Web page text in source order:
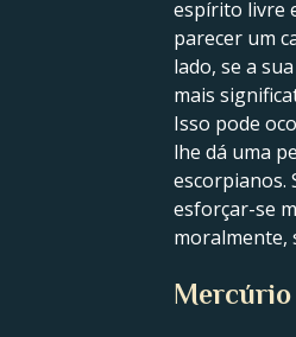
espírito livre
parecer um
lado, se a
mais
Isso pode
lhe dá uma
escorpianos.
esforçar-se
moralmente,
Mercúrio